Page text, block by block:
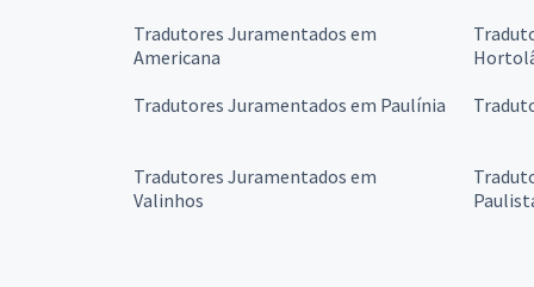
Tradutores Juramentados em
Americana
Tradutores Juramentados em Paulínia
Tradutores Juramentados em
Valinhos